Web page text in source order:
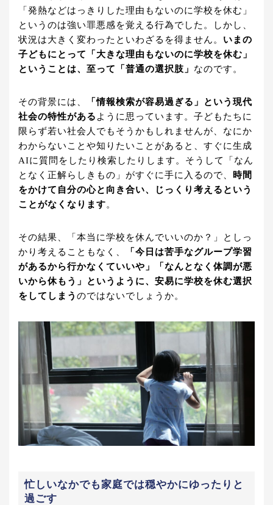
「発熱などはっきりした理由もないのに学校を休む」
というのは強い罪悪感を覚える行為でした。しかし、
状況は大きく変わったといわざるを得ません。 いまの
子どもにとって「大きな理由もないのに学校を休む」
ということは、至って「普通の選択肢」 なのです。
その背景には、
「情報検索が容易過ぎる」という現代
社会の特性がある ように思っています。子どもたちに
限らず若い社会人でもそうかもしれませんが、なにか
わからないことや知りたいことがあると、すぐに生成
AIに質問をしたり検索したりします。そうして「なん
となく正解らしきもの」がすぐに手に入るので、
時間
をかけて自分の心と向き合い、じっくり考えるという
ことがなくなります。
その結果、「本当に学校を休んでいいのか？」としっ
かり考えることもなく、
「今日は苦手なグループ学習
があるから行かなくていいや」「なんとなく体調が悪
いから休もう」というように、安易に学校を休む選択
をしてしまう のではないでしょうか。
忙しいなかでも家庭では穏やかにゆったりと
過ごす